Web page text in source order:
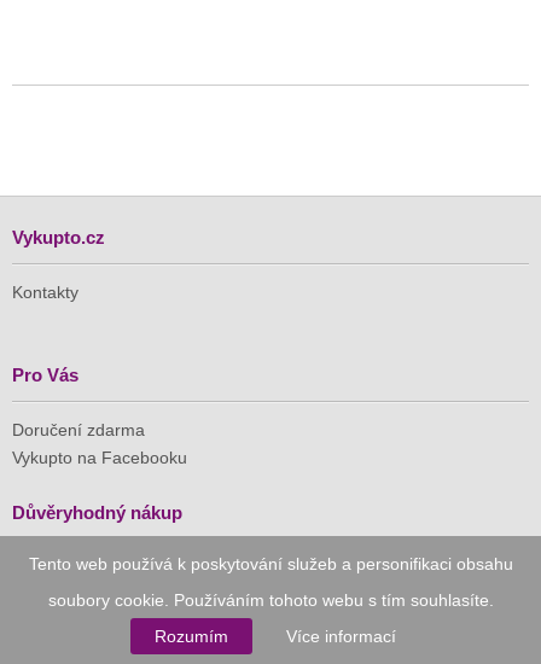
Tento web používá k poskytování služeb a personifikaci obsahu
soubory cookie. Používáním tohoto webu s tím souhlasíte.
Rozumím
Více informací
Vykupto.cz
Kontakty
Pro Vás
Doručení zdarma
Vykupto na Facebooku
Důvěryhodný nákup
Naše společnost je členem Asociace pro elektronickou
komerci (APEK)